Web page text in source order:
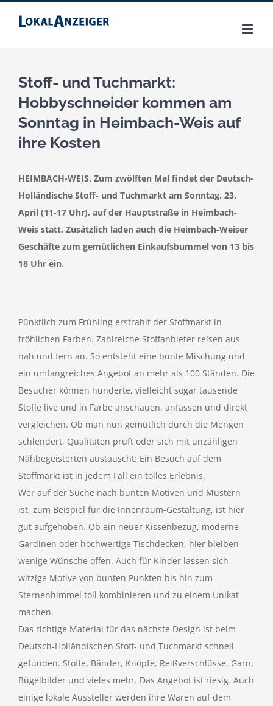
Inhalt
Stoff- und Tuchmarkt:
Hobbyschneider kommen am
Sonntag in Heimbach-Weis auf
ihre Kosten
HEIMBACH-WEIS. Zum zwölften Mal findet der Deutsch-
Holländische Stoff- und Tuchmarkt am Sonntag, 23.
April (11-17 Uhr), auf der Hauptstraße in Heimbach-
Weis statt. Zusätzlich laden auch die Heimbach-Weiser
Geschäfte zum gemütlichen Einkaufsbummel von 13 bis
18 Uhr ein.
Pünktlich zum Frühling erstrahlt der Stoffmarkt in
fröhlichen Farben. Zahlreiche Stoffanbieter reisen aus
nah und fern an. So entsteht eine bunte Mischung und
ein umfangreiches Angebot an mehr als 100 Ständen. Die
Besucher können hunderte, vielleicht sogar tausende
Stoffe live und in Farbe anschauen, anfassen und direkt
vergleichen. Ob man nun gemütlich durch die Mengen
schlendert, Qualitäten prüft oder sich mit unzähligen
Nähbegeisterten austauscht: Ein Besuch auf dem
Stoffmarkt ist in jedem Fall ein tolles Erlebnis.
Wer auf der Suche nach bunten Motiven und Mustern
ist, zum Beispiel für die Innenraum-Gestaltung, ist hier
gut aufgehoben. Ob ein neuer Kissenbezug, moderne
Gardinen oder hochwertige Tischdecken, hier bleiben
wenige Wünsche offen. Auch für Kinder lassen sich
witzige Motive von bunten Punkten bis hin zum
Sternenhimmel toll kombinieren und zu einem Unikat
machen.
Das richtige Material für das nächste Design ist beim
Deutsch-Holländischen Stoff- und Tuchmarkt schnell
gefunden. Stoffe, Bänder, Knöpfe, Reißverschlüsse, Garn,
Bügelbilder und vieles mehr. Das Angebot ist riesig. Auch
einige lokale Aussteller werden ihre Waren auf dem